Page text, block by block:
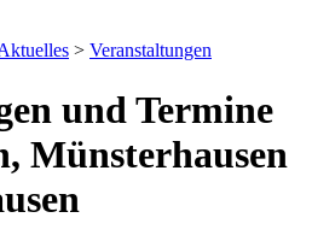
> Veranstaltungen
und Termine
Münsterhausen